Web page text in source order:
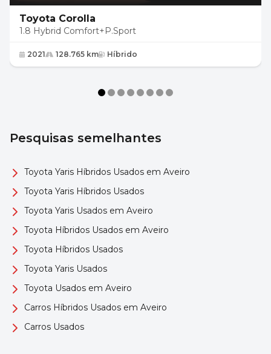
Toyota Corolla
1.8 Hybrid Comfort+P.Sport
2021 128.765 km Híbrido
Pesquisas semelhantes
Toyota Yaris Híbridos Usados em Aveiro
Toyota Yaris Híbridos Usados
Toyota Yaris Usados em Aveiro
Toyota Híbridos Usados em Aveiro
Toyota Híbridos Usados
Toyota Yaris Usados
Toyota Usados em Aveiro
Carros Híbridos Usados em Aveiro
Carros Usados